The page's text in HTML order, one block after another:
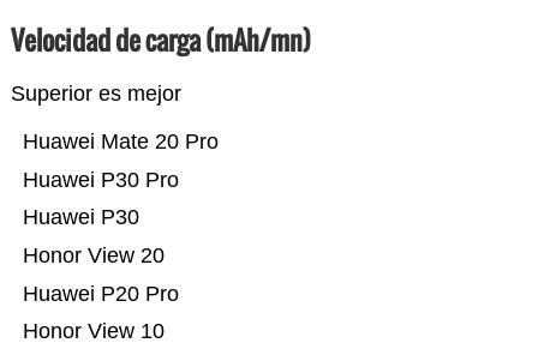
Velocidad de carga (mAh/mn)
Superior es mejor
Honor View 10
Huawei P20 Pro
Honor View 20
Huawei P30
Huawei P30 Pro
Huawei Mate 20 Pro